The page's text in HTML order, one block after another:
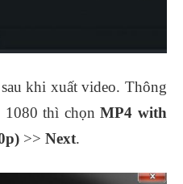
khi xuất video. Thông
1080 thì chọnMP4 with
>> Next.